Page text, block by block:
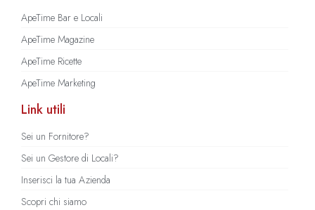
ApeTime Bar e Locali
ApeTime Magazine
ApeTime Ricette
ApeTime Marketing
Link utili
Sei un Fornitore?
Sei un Gestore di Locali?
Inserisci la tua Azienda
Scopri chi siamo